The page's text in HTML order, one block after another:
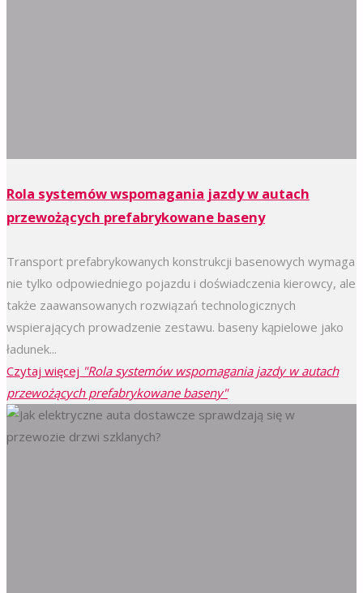
Rola systemów wspomagania jazdy w autach
przewożących prefabrykowane baseny
Transport prefabrykowanych konstrukcji basenowych wymaga
nie tylko odpowiedniego pojazdu i doświadczenia kierowcy, ale
także zaawansowanych rozwiązań technologicznych
wspierających prowadzenie zestawu. baseny kąpielowe jako
ładunek...
Czytaj więcej "Rola systemów wspomagania jazdy w autach
przewożących prefabrykowane baseny"